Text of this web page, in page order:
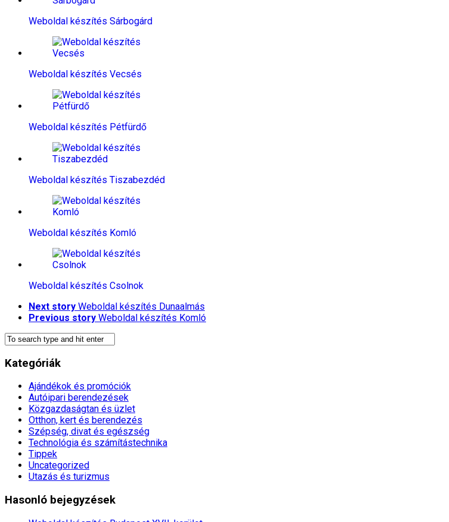
Weboldal készítés​ Sárbogárd
Weboldal készítés​ Vecsés
Weboldal készítés​ Pétfürdő
Weboldal készítés​ Tiszabezdéd
Weboldal készítés​ Komló
Weboldal készítés​ Csolnok
Next story Weboldal készítés​ Dunaalmás
Previous story Weboldal készítés​ Komló
Kategóriák
Ajándékok és promóciók
Autóipari berendezések
Közgazdaságtan és üzlet
Otthon, kert és berendezés
Szépség, divat és egészség
Technológia és számítástechnika
Tippek
Uncategorized
Utazás és turizmus
Hasonló bejegyzések